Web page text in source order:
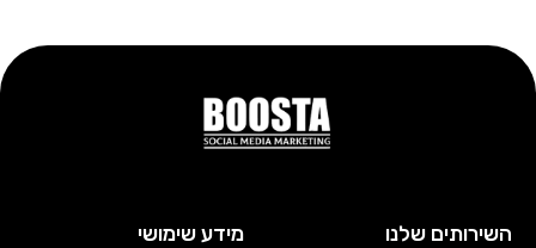
השירותים שלנו מידע שימושי